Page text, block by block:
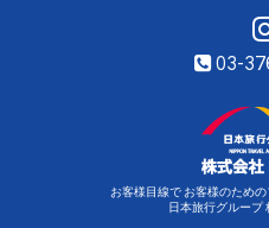
03-
お客様目線で お客様のため
日本旅行グループ